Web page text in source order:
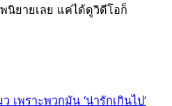
นิยายเลย แค่ได้ดูวิดีโอก็